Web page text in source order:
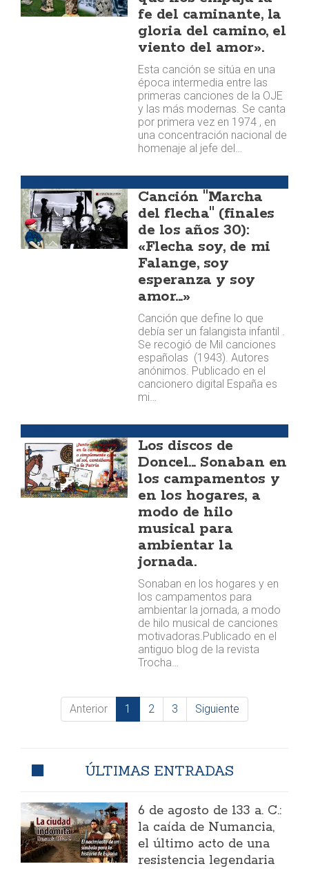
fe del caminante, la
gloria del camino, el
viento del amor».
Esta canción se sitúa en una
época intermedia entre las
primeras canciones de la OJE
y las más modernas. Se canta
por primera vez en 1974 , en
una concentración nacional de
homenaje al jefe del…
Canción "Marcha
del flecha" (finales
de los años 30):
«Flecha soy, de mi
Falange, soy
esperanza y soy
amor...»
Canción que define lo que
debía ser un falangista infantil .
Se recogió de Mil canciones
españolas (1943). Autores
anónimos. Publicado en el
cancionero digital España es
mi…
Los discos de
Doncel... Sonaban en
los campamentos y
en los hogares, a
modo de hilo
musical para
ambientar la
jornada.
Sonaban en los hogares y en
los campamentos para
ambientar la jornada, a modo
de hilo musical de canciones
motivadoras. ​​Publicado en el
antiguo blog de la revista
Trocha…
Anterior 1 2 3 Siguiente
ÚLTIMAS ENTRADAS
6 de agosto de 133 a. C.:
la caída de Numancia,
el último acto de una
resistencia legendaria